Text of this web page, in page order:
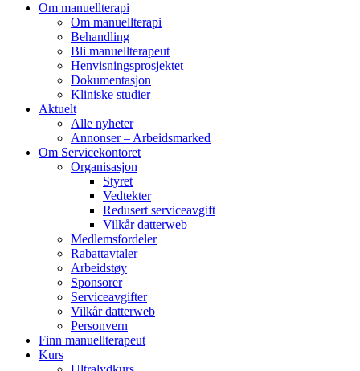
Om manuellterapi
Om manuellterapi
Behandling
Bli manuellterapeut
Henvisningsprosjektet
Dokumentasjon
Kliniske studier
Aktuelt
Alle nyheter
Annonser – Arbeidsmarked
Om Servicekontoret
Organisasjon
Styret
Vedtekter
Redusert serviceavgift
Vilkår datterweb
Medlemsfordeler
Rabattavtaler
Arbeidstøy
Sponsorer
Serviceavgifter
Vilkår datterweb
Personvern
Finn manuellterapeut
Kurs